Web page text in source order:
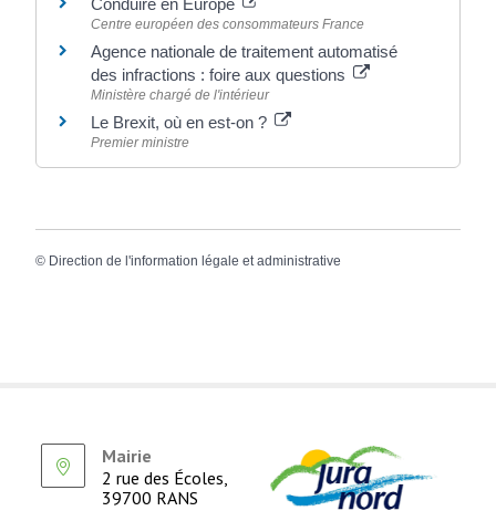
Centre européen des consommateurs France
Agence nationale de traitement automatisé
des infractions : foire aux questions
Ministère chargé de l'intérieur
Le Brexit, où en est-on ?
Premier ministre
© Direction de l'information légale et administrative
Mairie
2 rue des Écoles,
39700 RANS